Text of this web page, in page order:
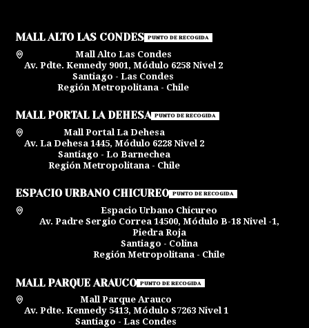
MALL ALTO LAS CONDES PUNTO DE RECOGIDA
Mall Alto Las Condes
Av. Pdte. Kennedy 9001, Módulo 6258 Nivel 2
Santiago - Las Condes
Región Metropolitana - Chile
MALL PORTAL LA DEHESA PUNTO DE RECOGIDA
Mall Portal La Dehesa
Av. La Dehesa 1445, Módulo 6228 Nivel 2
Santiago - Lo Barnechea
Región Metropolitana - Chile
ESPACIO URBANO CHICUREO PUNTO DE RECOGIDA
Espacio Urbano Chicureo
Av. Padre Sergio Correa 14500, Módulo B-18 Nivel -1,
Piedra Roja
Santiago - Colina
Región Metropolitana - Chile
MALL PARQUE ARAUCO PUNTO DE RECOGIDA
Mall Parque Arauco
Av. Pdte. Kennedy 5413, Módulo S7263 Nivel 1
Santiago - Las Condes